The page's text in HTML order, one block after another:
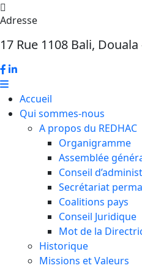
Adresse
17 Rue 1108 Bali,
Accueil
Qui sommes-nous
A propos du REDHAC
Organigramme
Assemblée
Conseil
Secrétariat
Coalitions pays
Conseil Juridique
Mot de la
Historique
Missions et Valeurs